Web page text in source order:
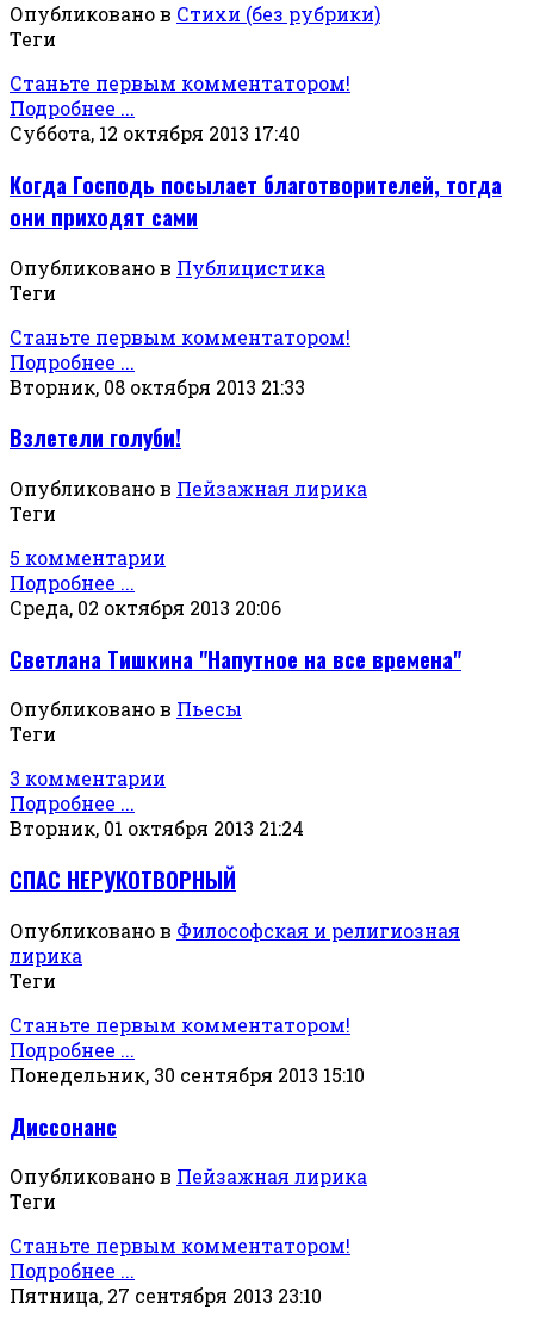
Опубликовано в Стихи (без рубрики)
Теги
Станьте первым комментатором!
Подробнее ...
Суббота, 12 октября 2013 17:40
Когда Господь посылает благотворителей, тогда
они приходят сами
Опубликовано в Публицистика
Теги
Станьте первым комментатором!
Подробнее ...
Вторник, 08 октября 2013 21:33
Взлетели голуби!
Опубликовано в Пейзажная лирика
Теги
5 комментарии
Подробнее ...
Среда, 02 октября 2013 20:06
Светлана Тишкина "Напутное на все времена"
Опубликовано в Пьесы
Теги
3 комментарии
Подробнее ...
Вторник, 01 октября 2013 21:24
СПАС НЕРУКОТВОРНЫЙ
Опубликовано в Философская и религиозная
лирика
Теги
Станьте первым комментатором!
Подробнее ...
Понедельник, 30 сентября 2013 15:10
Диссонанс
Опубликовано в Пейзажная лирика
Теги
Станьте первым комментатором!
Подробнее ...
Пятница, 27 сентября 2013 23:10